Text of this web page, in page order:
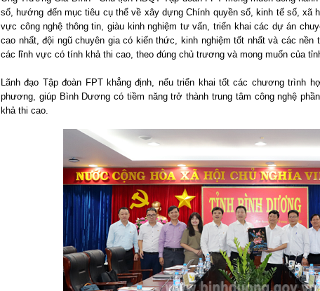
số, hướng đến mục tiêu cụ thể về xây dựng Chính quyền số, kinh tế số, xã
vực công nghệ thông tin, giàu kinh nghiệm tư vấn, triển khai các dự án
cao nhất, đội ngũ chuyên gia có kiến thức, kinh nghiệm tốt nhất và các nền
các lĩnh vực có tính khả thi cao, theo đúng chủ trương và mong muốn của
Lãnh đạo Tập đoàn FPT khẳng định, nếu triển khai tốt các chương trình
phương, giúp Bình Dương có tiềm năng trở thành trung tâm công nghệ
khả thi cao.